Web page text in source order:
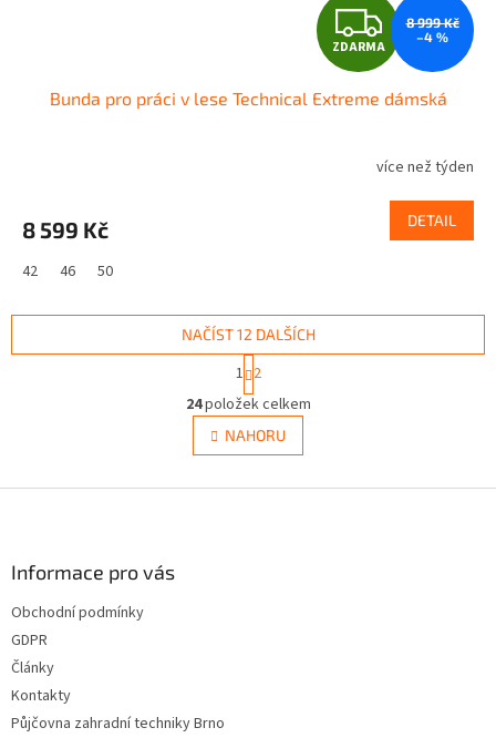
Z
D
A
R
M
A
ZDARMA
8 999 Kč
–4 %
Bunda pro práci v lese Technical Extreme dámská
více než týden
8 599 Kč DETAIL
42 46 50
O
v
l
á
NAČÍST 12 DALŠÍCH
S
t
r
á
n
k
v
1 2
24položek celkem
NAHORU
Informace pro vás
Obchodní podmínky
GDPR
Články
Kontakty
Půjčovna zahradní techniky Brno